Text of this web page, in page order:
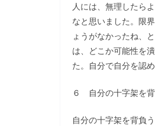
人には、無理したら
なと思いました。限
ょうがなかったね、
は、どこか可能性を
た。自分で自分を認
６ 自分の十字架を
自分の十字架を背負